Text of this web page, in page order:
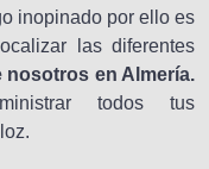
inopinado por ello es
las diferentes
nosotros en Almería.
todos tus